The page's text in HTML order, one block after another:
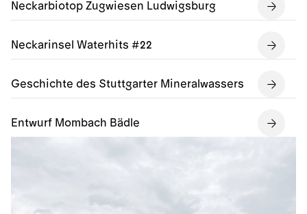
Neckarbiotop Zugwiesen Ludwigsburg
Neckarinsel Waterhits #22
Geschichte des Stuttgarter Mineralwassers
Entwurf Mombach Bädle